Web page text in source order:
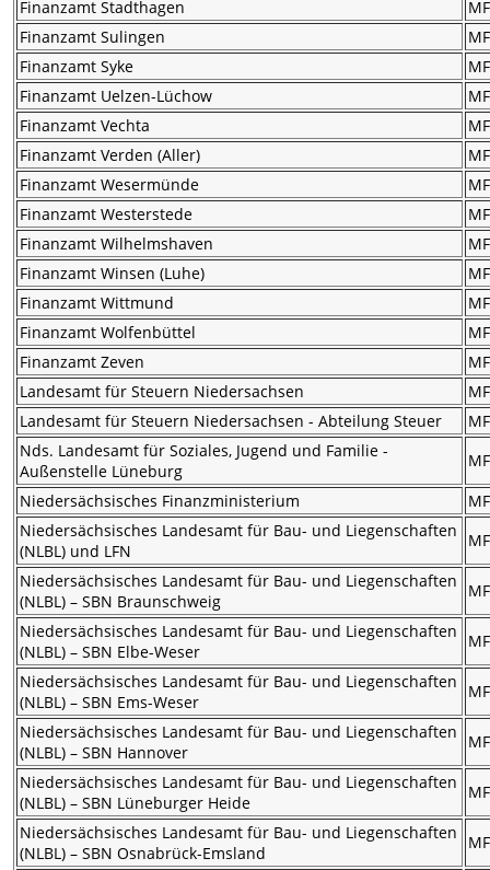
Finanzamt Stadthagen
MF
Finanzamt Sulingen
MF
Finanzamt Syke
MF
Finanzamt Uelzen-Lüchow
MF
Finanzamt Vechta
MF
Finanzamt Verden (Aller)
MF
Finanzamt Wesermünde
MF
Finanzamt Westerstede
MF
Finanzamt Wilhelmshaven
MF
Finanzamt Winsen (Luhe)
MF
Finanzamt Wittmund
MF
Finanzamt Wolfenbüttel
MF
Finanzamt Zeven
MF
Landesamt für Steuern Niedersachsen
MF
Landesamt für Steuern Niedersachsen - Abteilung Steuer
MF
Nds. Landesamt für Soziales, Jugend und Familie -
Außenstelle Lüneburg
MF
Niedersächsisches Finanzministerium
MF
Niedersächsisches Landesamt für Bau- und Liegenschaften
(NLBL) und LFN
MF
Niedersächsisches Landesamt für Bau- und Liegenschaften
(NLBL) – SBN Braunschweig
MF
Niedersächsisches Landesamt für Bau- und Liegenschaften
(NLBL) – SBN Elbe-Weser
MF
Niedersächsisches Landesamt für Bau- und Liegenschaften
(NLBL) – SBN Ems-Weser
MF
Niedersächsisches Landesamt für Bau- und Liegenschaften
(NLBL) – SBN Hannover
MF
Niedersächsisches Landesamt für Bau- und Liegenschaften
(NLBL) – SBN Lüneburger Heide
MF
Niedersächsisches Landesamt für Bau- und Liegenschaften
(NLBL) – SBN Osnabrück-Emsland
MF